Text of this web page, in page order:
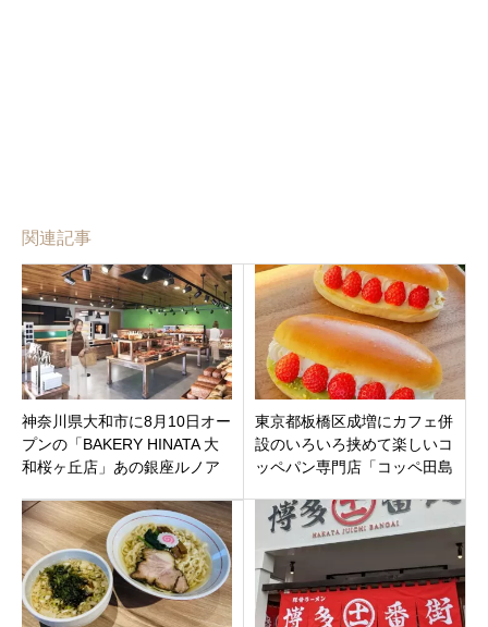
関連記事
神奈川県大和市に8月10日オー
プンの「BAKERY HINATA 大
和桜ヶ丘店」あの銀座ルノア
富な焼き立てパン！
東京都板橋区成増にカフェ併
設のいろいろ挟めて楽しいコ
ッペパン専門店「コッペ田島